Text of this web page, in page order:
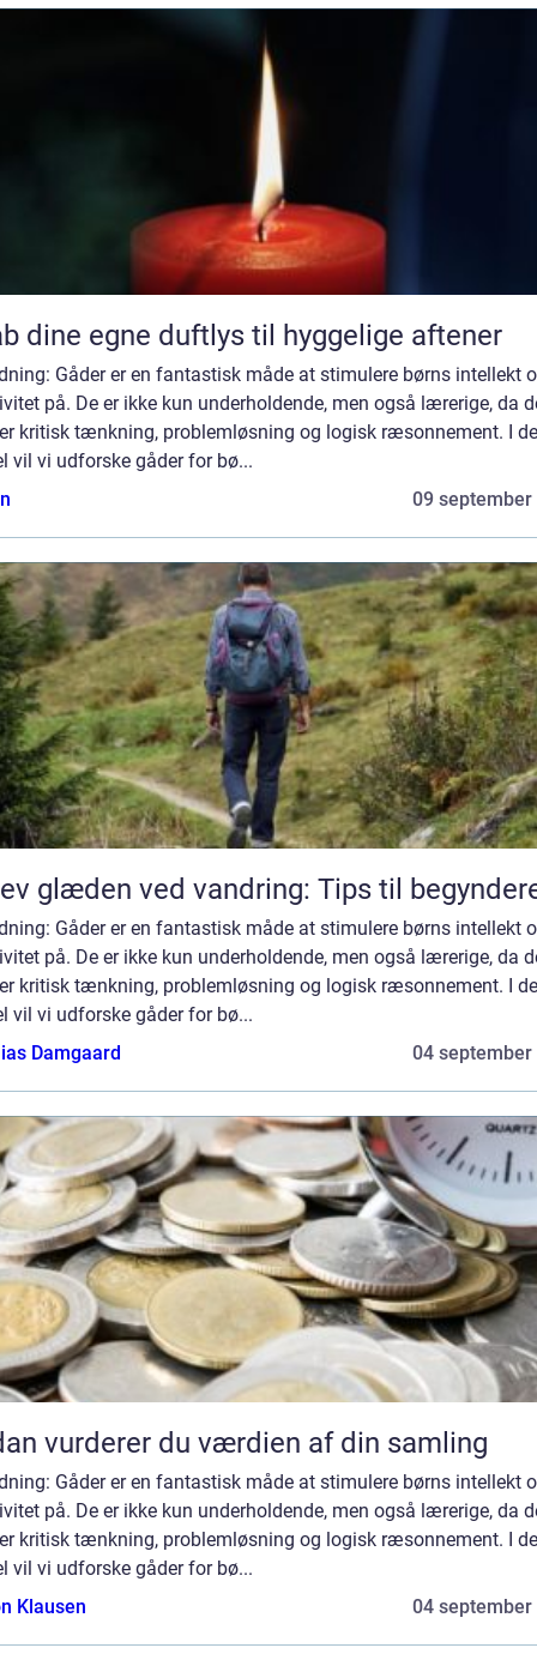
dine egne duftlys til hyggelige aftener
Gåder er en fantastisk måde at stimulere børns intellekt
på. De er ikke kun underholdende, men også lærerige, da
kritisk tænkning, problemløsning og logisk ræsonnement. I
vil vi udforske gåder for bø...
09 september
glæden ved vandring: Tips til
Gåder er en fantastisk måde at stimulere børns intellekt
på. De er ikke kun underholdende, men også lærerige, da
kritisk tænkning, problemløsning og logisk ræsonnement. I
vil vi udforske gåder for bø...
Damgaard
04 september
vurderer du værdien af din samling
Gåder er en fantastisk måde at stimulere børns intellekt
på. De er ikke kun underholdende, men også lærerige, da
kritisk tænkning, problemløsning og logisk ræsonnement. I
vil vi udforske gåder for bø...
Klausen
04 september